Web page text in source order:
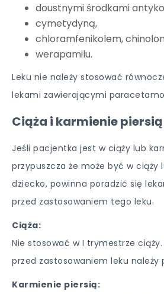
doustnymi środkami
cymetydyną,
chloramfenikolem,
werapamilu.
Leku nie należy stosować
lekami zawierającymi
Ciąża i karmienie piersią
Jeśli pacjentka jest w ciąży lub
przypuszcza że może być w
dziecko, powinna poradzić się
przed zastosowaniem tego leku.
Ciąża:
Nie stosować w I trymestrze
przed zastosowaniem leku należy
Karmienie piersią: